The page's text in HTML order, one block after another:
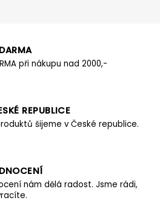
při nákupu nad 2000,-
REPUBLICE
šijeme v České republice.
nám dělá radost. Jsme rádi,